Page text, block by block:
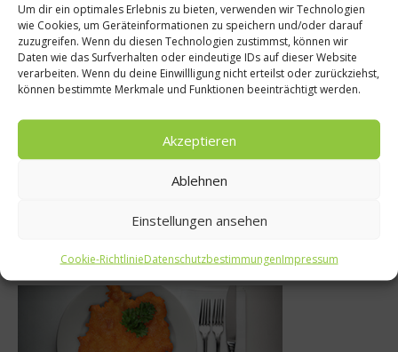
Um dir ein optimales Erlebnis zu bieten, verwenden wir Technologien
wie Cookies, um Geräteinformationen zu speichern und/oder darauf
zuzugreifen. Wenn du diesen Technologien zustimmst, können wir
Daten wie das Surfverhalten oder eindeutige IDs auf dieser Website
verarbeiten. Wenn du deine Einwillligung nicht erteilst oder zurückziehst,
können bestimmte Merkmale und Funktionen beeinträchtigt werden.
Akzeptieren
Ablehnen
Einstellungen ansehen
Cookie-RichtlinieDatenschutzbestimmungenImpressum
immer
bei
Kulinarisches Fest
Süße
Advents-
Weihnachtszeit